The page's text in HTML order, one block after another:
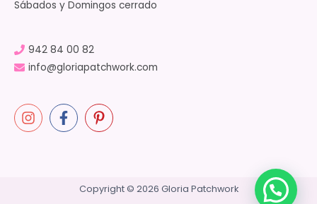
Sábados y Domingos cerrado
942 84 00 82
info@gloriapatchwork.com
Copyright © 2026 Gloria Patchwork